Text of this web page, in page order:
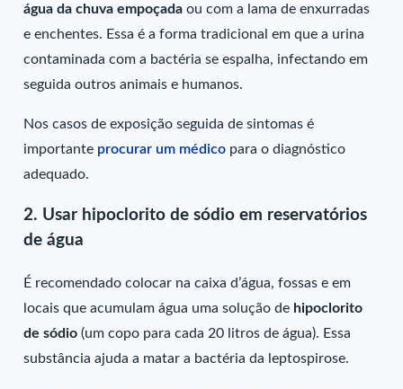
água da chuva empoçada ou com a lama de enxurradas
e enchentes. Essa é a forma tradicional em que a urina
contaminada com a bactéria se espalha, infectando em
seguida outros animais e humanos.
Nos casos de exposição seguida de sintomas é
importante procurar um médico para o diagnóstico
adequado.
2. Usar hipoclorito de sódio em reservatórios
de água
É recomendado colocar na caixa d’água, fossas e em
locais que acumulam água uma solução de hipoclorito
de sódio (um copo para cada 20 litros de água). Essa
substância ajuda a matar a bactéria da leptospirose.